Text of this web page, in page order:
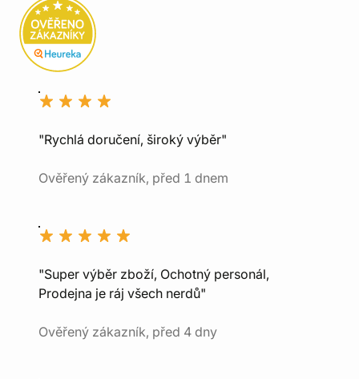
"Rychlá doručení, široký výběr"
Ověřený zákazník, před 1 dnem
"Super výběr zboží, Ochotný personál,
Prodejna je ráj všech nerdů"
Ověřený zákazník, před 4 dny